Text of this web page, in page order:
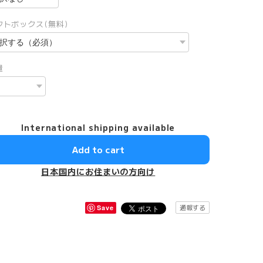
トボックス(無料)
International shipping available
Add to cart
日本国内にお住まいの方向け
Save 通報する